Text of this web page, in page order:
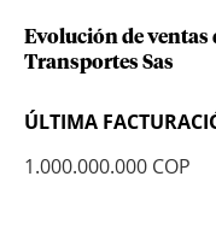
Evolución de ventas
Transportes Sas
ÚLTIMA
1.000.000.000 COP